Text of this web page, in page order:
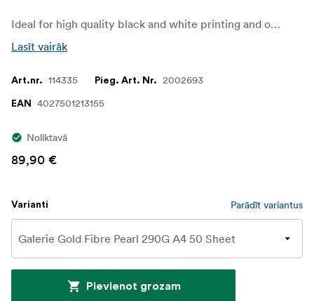
Ideal for high quality black and white printing and offers an exceptional wide gamut for beautiful color reproduction, crisp detail and tonality.
Lasīt vairāk
Art.nr. 114335 Pieg. Art. Nr. 2002693
EAN 4027501213155
Noliktavā
89,90 €
Varianti Parādīt variantus
Pievienot grozam